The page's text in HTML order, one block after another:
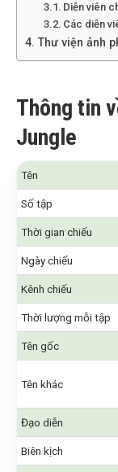
Diễn viên
Các diễn
Thư viện ảnh
Thông tin
Jungle
Tên
Số tập
Thời gian chiếu
Ngày chiếu
Kênh chiếu
Thời lượng mỗi tập
Tên gốc
Tên khác
Đạo diễn
Biên kịch